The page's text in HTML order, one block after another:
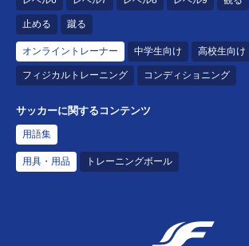
止める 蹴る
オンライントレーナー 中学生向け 高校生向け
フィジカルトレーニング コンディショニング
サッカーに関するコンテンツ
用語集
用具・用品 トレーニングボール